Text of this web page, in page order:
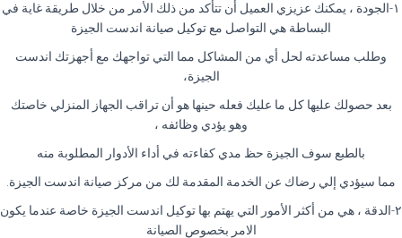
١-الجودة ، يمكنك عزيزي العميل أن تتأكد من ذلك الأمر من خلال طريقة غاية في
البساطة هي التواصل مع توكيل صيانة اندست الجيزة
وطلب مساعدته لحل أي من المشاكل مما التي تواجهك مع أجهزتك اندست
الجيزة،
بعد حصولك عليها كل ما عليك فعله حينها هو أن تراقب الجهاز المنزلي خاصتك
وهو يؤدي وظائفه ،
بالطبع سوف الجيزة حظ مدي كفاءته في أداء الأدوار المطلوبة منه
مما سيؤدي إلي رضاك عن الخدمة المقدمة لك من مركز صيانة اندست الجيزة.
٢-الدقة ، هي من أكثر الأمور التي يهتم بها توكيل اندست الجيزة خاصة عندما يكون
الامر بخصوص الصيانة